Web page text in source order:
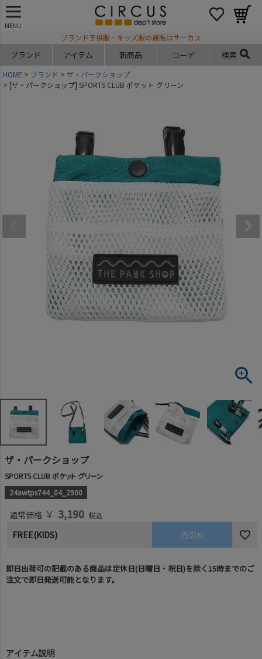
MENU
ブランド子供服・キッズ服の通販はサーカス
ブランド アイテム 新商品 コーデ 検索
HOME ブランド
ザ・パークショップ
[ザ・パークショップ] SPORTS CLUB ポケット グリーン
ザ・パークショップ
SPORTS CLUB ポケット グリーン
24awtps744_04_2900
通常価格 ￥ 3,190 税込
FREE(KIDS) 売切れ
即日出荷可の記載のある商品は定休日(日曜日・祝日)を除く15時までのご
注文で即日発送可能となります。
アイテム説明